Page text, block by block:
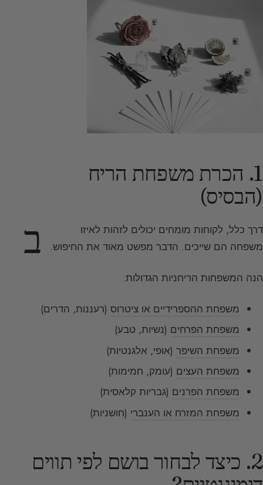
1. הכרת משפחת הריח
(הבסיס)
ב
דרך כלל, לקוחות מומחים יכולים לזהות לאיזו
משפחה הם שייכים. הדבר מפשט מאוד את החיפוש.
הנה המשפחות הריחניות הגדולות:
משפחת ההספרידיים או ציטרוס (רעננות, הדרים)
משפחת הפרחים (נשיות, טבע)
משפחת השיפר (אופי, אלגנטיות)
משפחת העצים (עומק, חמימות)
משפחת הפרנים (גבריות קלאסית)
משפחת המזרח או הענברי (חושניות)
2. כיצד לבחור בושם לפי תווים